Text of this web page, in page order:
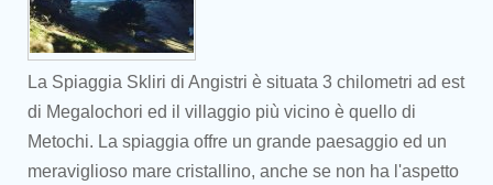
La Spiaggia Skliri di Angistri è situata 3 chilometri ad est
di Megalochori ed il villaggio più vicino è quello di
Metochi. La spiaggia offre un grande paesaggio ed un
meraviglioso mare cristallino, anche se non ha l'aspetto